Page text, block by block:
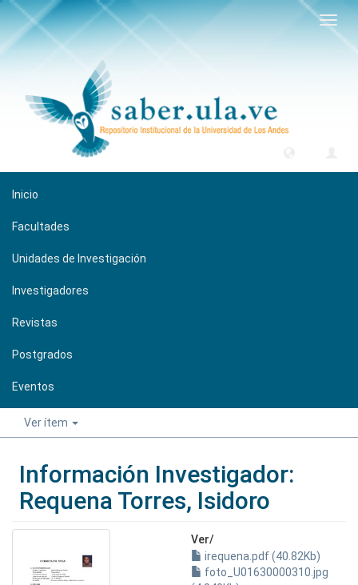
Inicio
Facultades
Unidades de Investigación
Investigadores
Revistas
Postgrados
Eventos
Ver ítem
Información Investigador:
Requena Torres, Isidoro
Ver/
irequena.pdf (40.82Kb)
foto_U01630000310.jpg